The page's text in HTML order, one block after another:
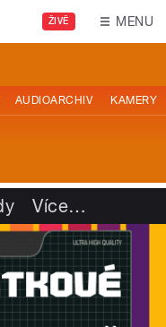
ŽIVĚ MENU
AUDIOARCHIV KAMERY
Více…